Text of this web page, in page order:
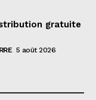
gratuite
5 août 2026